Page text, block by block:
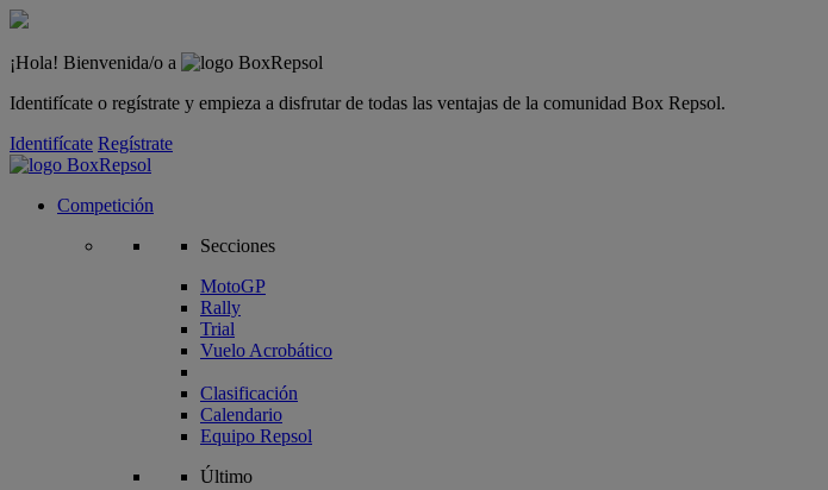
¡Hola! Bienvenida/o a
Identifícate o regístrate y empieza a disfrutar de todas las ventajas de la comunidad Box Repsol.
Identifícate Regístrate
Competición
Secciones
MotoGP
Rally
Trial
Vuelo Acrobático
Clasificación
Calendario
Equipo Repsol
Último